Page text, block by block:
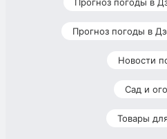
Прогноз погоды в
Новости
Сад и
Товары